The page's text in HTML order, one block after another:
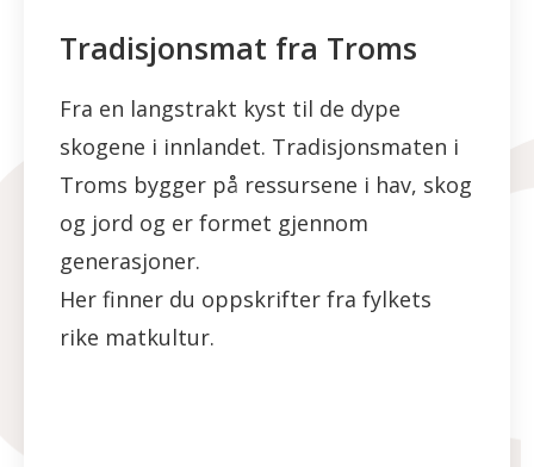
Tradisjonsmat fra Troms
Fra en langstrakt kyst til de dype
skogene i innlandet. Tradisjonsmaten i
Troms bygger på ressursene i hav, skog
og jord og er formet gjennom
generasjoner.
Her finner du oppskrifter fra fylkets
rike matkultur.